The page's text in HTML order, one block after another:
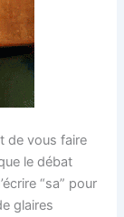
de vous faire
le débat
“sa” pour
glaires